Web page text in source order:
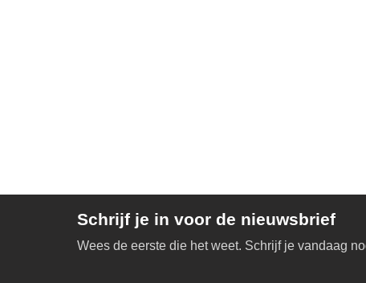
Schrijf je in voor de nieuwsbrief
Wees de eerste die het weet. Schrijf je vandaag